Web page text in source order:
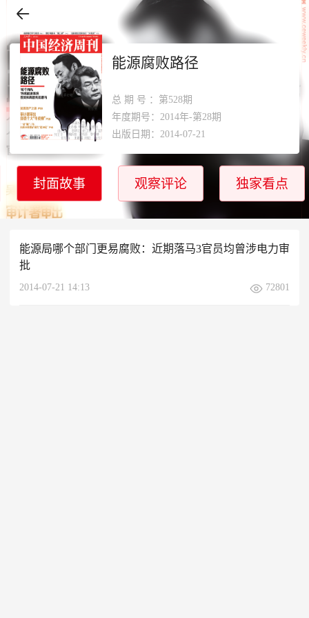
能源腐败路径
总期号 ：第528期
年度期号：2014年-第28期
出版日期：2014-07-21
封面故事 观察评论 独家看点
能源局哪个部门更易腐败：近期落马3官员均曾涉电力审
批
2014-07-21 14:13 72801